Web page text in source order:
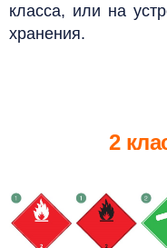
класса, или на
хранения.
2